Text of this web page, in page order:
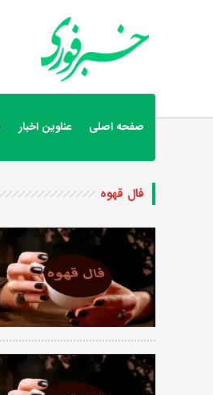
صفحه اصلی عناوین اخبار
فال قهوه